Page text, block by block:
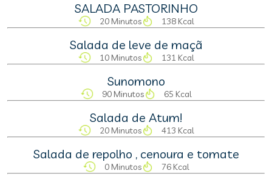
SALADA PASTORINHO
20 Minutos 138 Kcal
Salada de leve de maçã
10 Minutos 131 Kcal
Sunomono
90 Minutos 65 Kcal
Salada de Atum!
20 Minutos 413 Kcal
Salada de repolho , cenoura e tomate
0 Minutos 76 Kcal